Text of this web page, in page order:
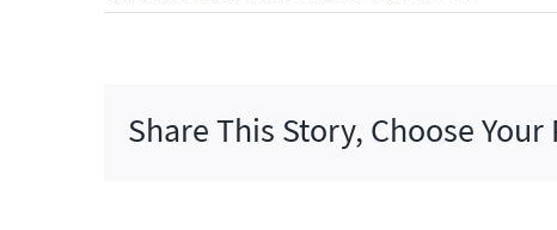
틀
즌
Share This Story, Choose